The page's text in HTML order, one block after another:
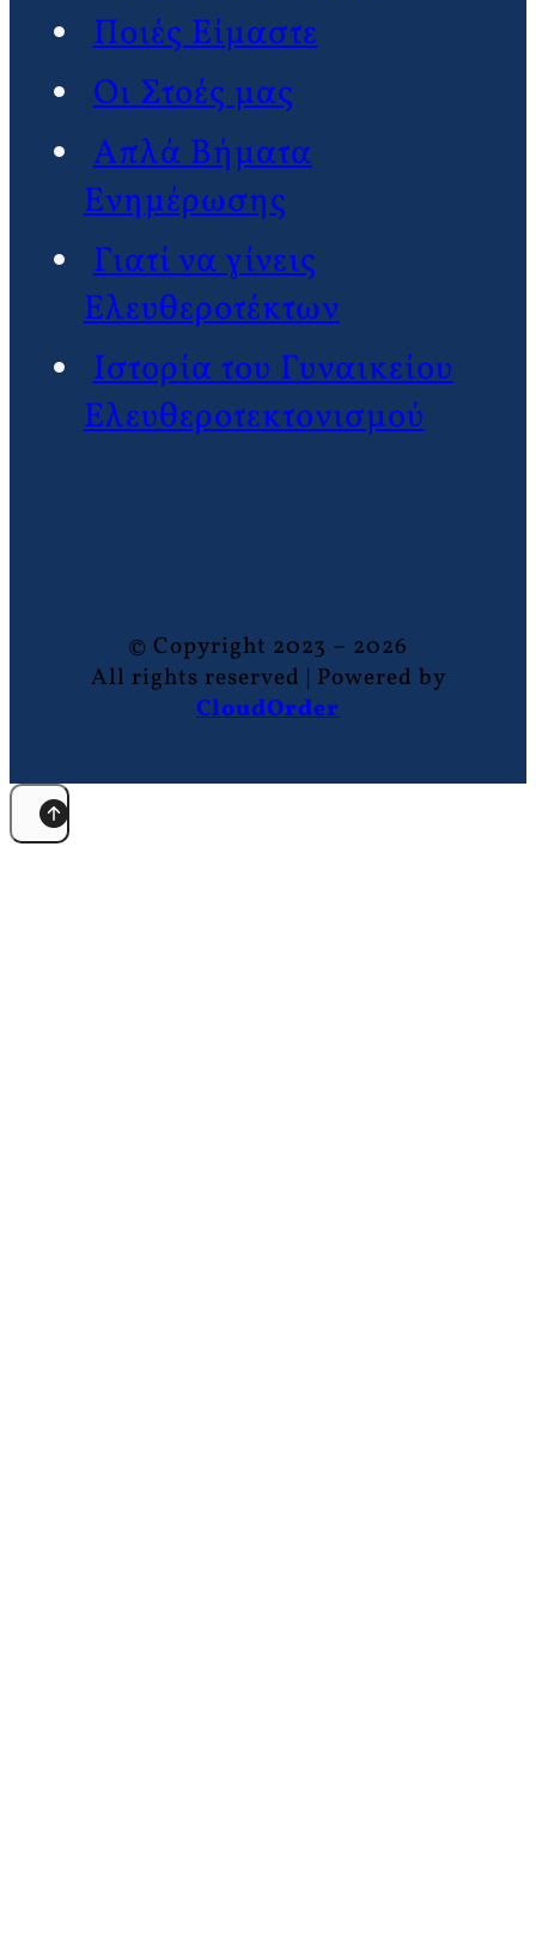
Ποιές Είμαστε
Οι Στοές μας
Απλά Βήματα
Ενημέρωσης
Γιατί να γίνεις
Ελευθεροτέκτων
Ιστορία του Γυναικείου
Ελευθεροτεκτονισμού
© Copyright 2023 – 2026
All rights reserved | Powered by
CloudOrder